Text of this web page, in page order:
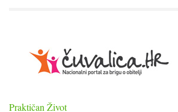
Praktičan Život